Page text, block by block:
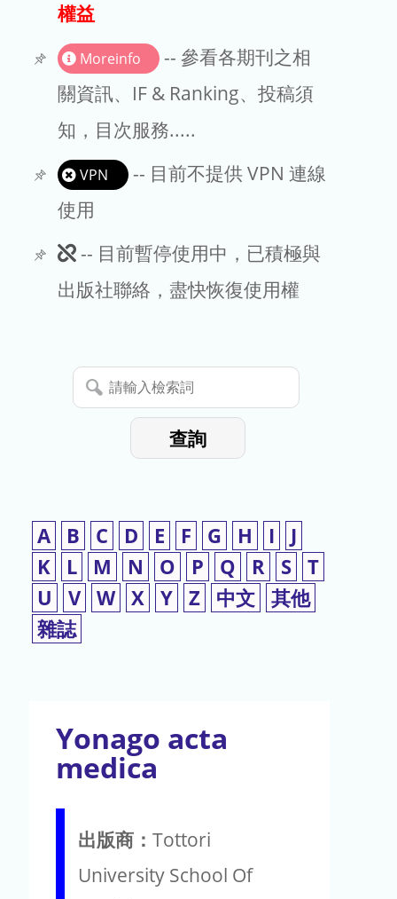
文章處理費
EndNote
權益
Moreinfo
-- 參看各期刊之相
關資訊、IF & Ranking、投稿須
知，目次服務.....
VPN
-- 目前不提供 VPN 連線
使用
此
期
暫
停
-- 目前暫停使用中，已積極與
出版社聯絡，盡快恢復使用權
請
輸
查詢
A B C D E F G H I
J
K
L M N O P Q R S T
U
V W X Y Z 中文 其他
雜誌
Yonago acta
medica
出版商： Tottori
University School Of